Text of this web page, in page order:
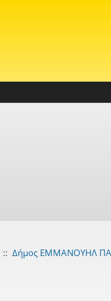
:: Δήμος ΕΜΜΑΝΟΥΗΛ